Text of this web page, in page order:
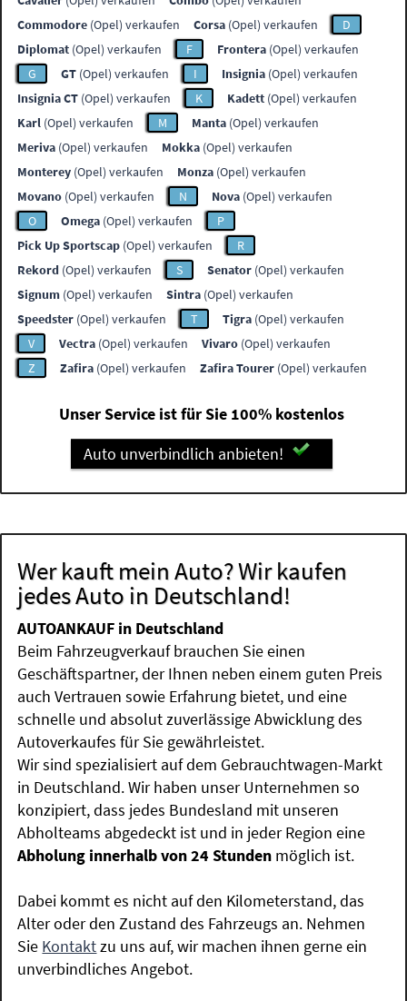
Commodore (Opel) verkaufen Corsa (Opel) verkaufen
D
Diplomat (Opel) verkaufen F Frontera (Opel) verkaufen
G
GT (Opel) verkaufen I Insignia (Opel) verkaufen
Insignia CT (Opel) verkaufen K Kadett (Opel) verkaufen
Karl (Opel) verkaufen M Manta (Opel) verkaufen
Meriva (Opel) verkaufen Mokka (Opel) verkaufen
Monterey (Opel) verkaufen Monza (Opel) verkaufen
Movano (Opel) verkaufen N Nova (Opel) verkaufen
O
Omega (Opel) verkaufen
P
Pick Up Sportscap (Opel) verkaufen
R
Rekord (Opel) verkaufen S Senator (Opel) verkaufen
Signum (Opel) verkaufen Sintra (Opel) verkaufen
Speedster (Opel) verkaufen T Tigra (Opel) verkaufen
V
Vectra (Opel) verkaufen Vivaro (Opel) verkaufen
Z
Zafira (Opel) verkaufen Zafira Tourer (Opel) verkaufen
Unser Service ist für Sie 100% kostenlos
Auto unverbindlich anbieten!
Wer kauft mein Auto? Wir kaufen
jedes Auto in Deutschland!
AUTOANKAUF in Deutschland
Beim Fahrzeugverkauf brauchen Sie einen
Geschäftspartner, der Ihnen neben einem guten Preis
auch Vertrauen sowie Erfahrung bietet, und eine
schnelle und absolut zuverlässige Abwicklung des
Autoverkaufes für Sie gewährleistet.
Wir sind spezialisiert auf dem Gebrauchtwagen-Markt
in Deutschland. Wir haben unser Unternehmen so
konzipiert, dass jedes Bundesland mit unseren
Abholteams abgedeckt ist und in jeder Region eine
Abholung innerhalb von 24 Stunden möglich ist.
Dabei kommt es nicht auf den Kilometerstand, das
Alter oder den Zustand des Fahrzeugs an. Nehmen
Sie Kontaktzu uns auf, wir machen ihnen gerne ein
unverbindliches Angebot.